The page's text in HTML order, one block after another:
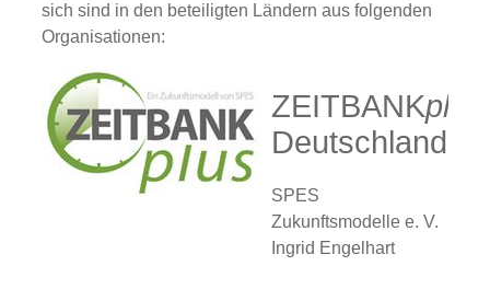
sich sind in den beteiligten Ländern aus folgenden
Organisationen:
ZEITBANKplus
Deutschland
SPES
Zukunftsmodelle e. V.
Ingrid Engelhart